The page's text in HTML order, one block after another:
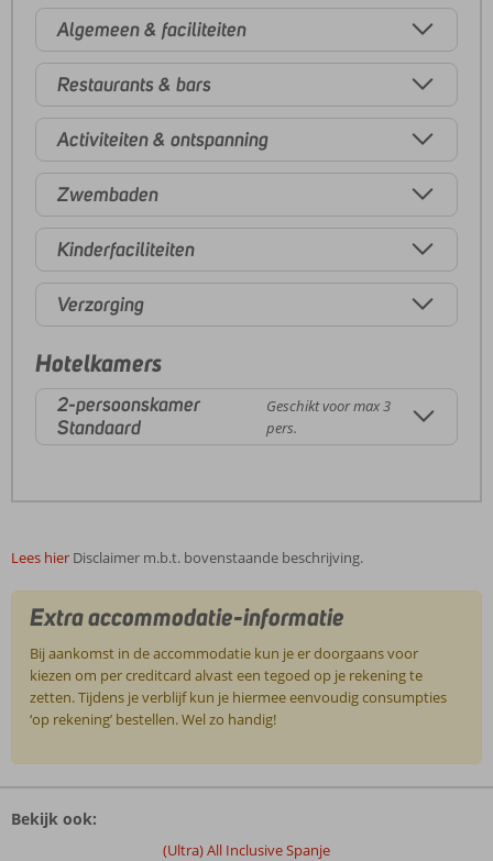
Algemeen & faciliteiten
Restaurants & bars
Activiteiten & ontspanning
Zwembaden
Kinderfaciliteiten
Verzorging
Hotelkamers
2-persoonskamer
Standaard
Geschikt voor max 3
pers.
Lees hier Disclaimer m.b.t. bovenstaande beschrijving.
Extra accommodatie-informatie
Bij aankomst in de accommodatie kun je er doorgaans voor
kiezen om per creditcard alvast een tegoed op je rekening te
zetten. Tijdens je verblijf kun je hiermee eenvoudig consumpties
‘op rekening’ bestellen. Wel zo handig!
zijn
Bekijk ook:
(Ultra) All Inclusive Spanje